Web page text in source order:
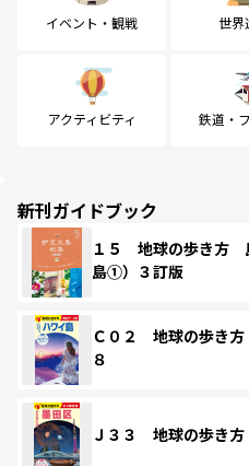
イベント・観戦 世界
アクティビティ 鉄道・
新刊ガイドブック
１５ 地球の歩き方
島①）３訂版
Ｃ０２ 地球の歩き
８
Ｊ３３ 地球の歩き